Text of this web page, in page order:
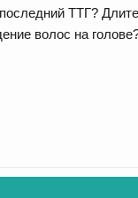
ТТГ?
волос на